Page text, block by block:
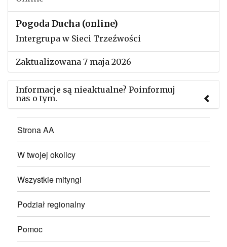
Pogoda Ducha (online)
Intergrupa w Sieci Trzeźwości
Zaktualizowana 7 maja 2026
Informacje są nieaktualne? Poinformuj
nas o tym.
Użyj tego formularza aby przesłać informację o
zmianach w powyższym mityngu.
Strona AA
W twojej okolicy
Wszystkie mityngi
Podział regionalny
Pomoc